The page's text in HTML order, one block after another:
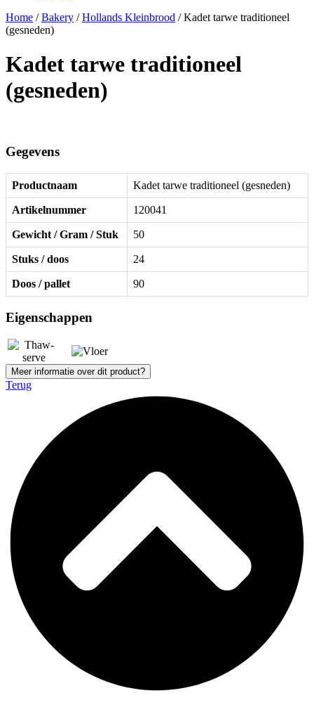
Home /Bakery /Hollands Kleinbrood / Kadet tarwe traditioneel
(gesneden)
Kadet tarwe traditioneel
(gesneden)
Gegevens
Productnaam Kadet tarwe traditioneel (gesneden)
Artikelnummer 120041
Gewicht / Gram / Stuk 50
Stuks / doos 24
Doos / pallet 90
Eigenschappen
Meer informatie over dit product?
Terug